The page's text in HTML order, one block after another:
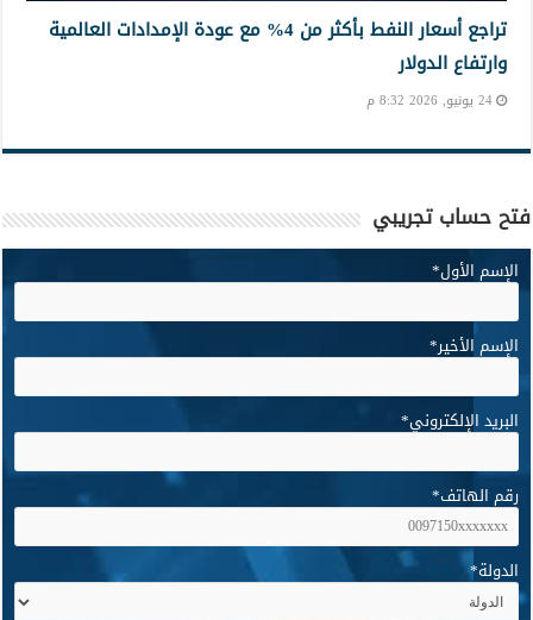
تراجع أسعار النفط بأكثر من 4% مع عودة الإمدادات العالمية
وارتفاع الدولار
24 يونيو, 2026 8:32 م
فتح حساب تجريبي
الإسم الأول*
الإسم الأخير*
البريد الإلكتروني*
رقم الهاتف*
الدولة*